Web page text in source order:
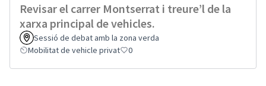
Revisar el carrer Montserrat i treure’l de la
xarxa principal de vehicles.
Sessió de debat amb la zona verda
Mobilitat de vehicle privat
0